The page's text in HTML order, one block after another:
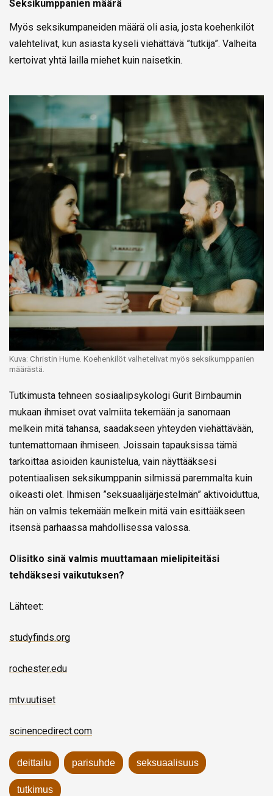
Seksikumppanien määrä
Myös seksikumpaneiden määrä oli asia, josta koehenkilöt
valehtelivat, kun asiasta kyseli viehättävä ”tutkija”. Valheita
kertoivat yhtä lailla miehet kuin naisetkin.
Kuva: Christin Hume. Koehenkilöt valhetelivat myös seksikumppanien
määrästä.
Tutkimusta tehneen sosiaalipsykologi Gurit Birnbaumin
mukaan ihmiset ovat valmiita tekemään ja sanomaan
melkein mitä tahansa, saadakseen yhteyden viehättävään,
tuntemattomaan ihmiseen. Joissain tapauksissa tämä
tarkoittaa asioiden kaunistelua, vain näyttääksesi
potentiaalisen seksikumppanin silmissä paremmalta kuin
oikeasti olet. Ihmisen ”seksuaalijärjestelmän” aktivoiduttua,
hän on valmis tekemään melkein mitä vain esittääkseen
itsensä parhaassa mahdollisessa valossa.
Olisitko sinä valmis muuttamaan mielipiteitäsi
tehdäksesi vaikutuksen?
Lähteet:
studyfinds.org
rochester.edu
mtv.uutiset
scinencedirect.com
deittailu parisuhde seksuaalisuus
tutkimus